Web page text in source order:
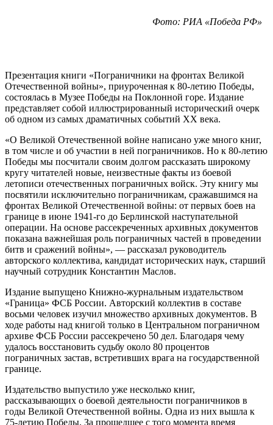
Фото: РИА «Победа РФ»
Презентация книги «Пограничники на фронтах Великой
Отечественной войны», приуроченная к 80-летию Победы,
состоялась в Музее Победы на Поклонной горе. Издание
представляет собой иллюстрированный исторический очерк
об одном из самых драматичных событий XX века.
«О Великой Отечественной войне написано уже много книг,
в том числе и об участии в ней пограничников. Но к 80-летию
Победы мы посчитали своим долгом рассказать широкому
кругу читателей новые, неизвестные факты из боевой
летописи отечественных пограничных войск. Эту книгу мы
посвятили исключительно пограничникам, сражавшимся на
фронтах Великой Отечественной войны: от первых боев на
границе в июне 1941-го до Берлинской наступательной
операции. На основе рассекреченных архивных документов
показана важнейшая роль пограничных частей в проведении
битв и сражений войны», — рассказал руководитель
авторского коллектива, кандидат исторических наук, старший
научный сотрудник Константин Маслов.
Издание выпущено Книжно-журнальным издательством
«Граница» ФСБ России. Авторский коллектив в составе
восьми человек изучил множество архивных документов. В
ходе работы над книгой только в Центральном пограничном
архиве ФСБ России рассекречено 50 дел. Благодаря чему
удалось восстановить судьбу около 80 процентов
пограничных застав, встретивших врага на государственной
границе.
Издательство выпустило уже несколько книг,
рассказывающих о боевой деятельности пограничников в
годы Великой Отечественной войны. Одна из них вышла к
75-летию Победы. За прошедшее с того момента время